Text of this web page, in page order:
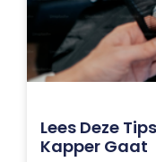
Lees Deze
Kapper Gaat